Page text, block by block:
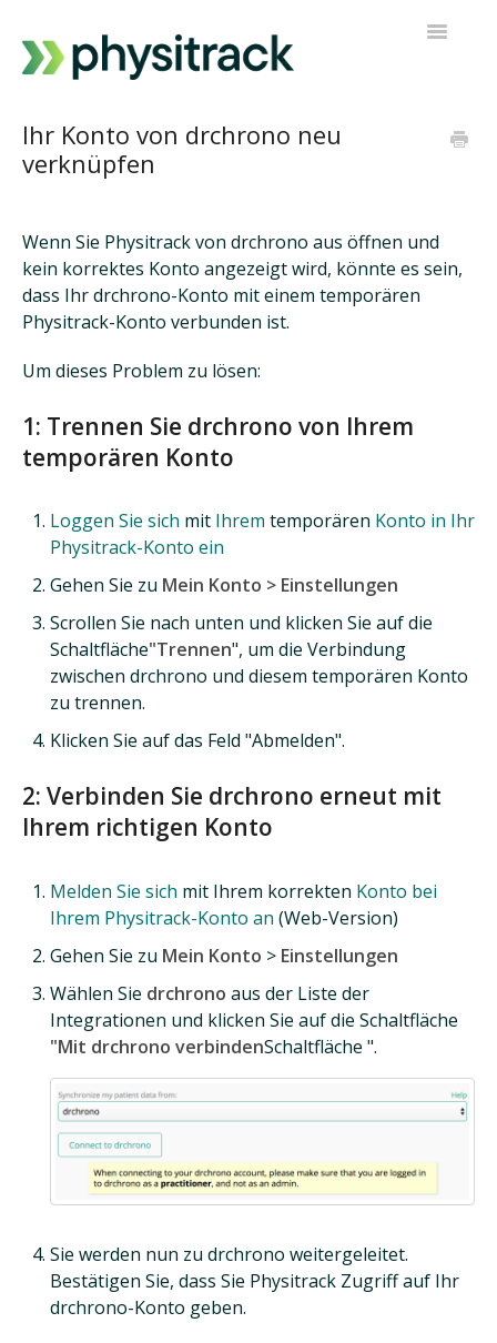
Ihr Konto von drchrono neu
verknüpfen
Wenn Sie Physitrack von drchrono aus öffnen und
kein korrektes Konto angezeigt wird, könnte es sein,
dass Ihr drchrono-Konto mit einem temporären
Physitrack-Konto verbunden ist.
Um dieses Problem zu lösen:
1: Trennen Sie drchrono von Ihrem
temporären Konto
Loggen Sie sich mit Ihrem temporären Konto in Ihr
Physitrack-Konto ein
Gehen Sie zu Mein Konto > Einstellungen
Scrollen Sie nach unten und klicken Sie auf die
Schaltfläche"Trennen", um die Verbindung
zwischen drchrono und diesem temporären Konto
zu trennen.
Klicken Sie auf das Feld "Abmelden".
2: Verbinden Sie drchrono erneut mit
Ihrem richtigen Konto
Melden Sie sich mit Ihrem korrekten Konto bei
Ihrem Physitrack-Konto an (Web-Version)
Gehen Sie zu Mein Konto > Einstellungen
Wählen Sie drchrono aus der Liste der
Integrationen und klicken Sie auf die Schaltfläche
"Mit drchrono verbindenSchaltfläche ".
Sie werden nun zu drchrono weitergeleitet.
Bestätigen Sie, dass Sie Physitrack Zugriff auf Ihr
drchrono-Konto geben.